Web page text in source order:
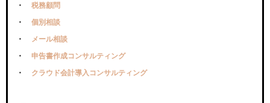
税務顧問
個別相談
メール相談
申告書作成コンサルティング
クラウド会計導入コンサルティング